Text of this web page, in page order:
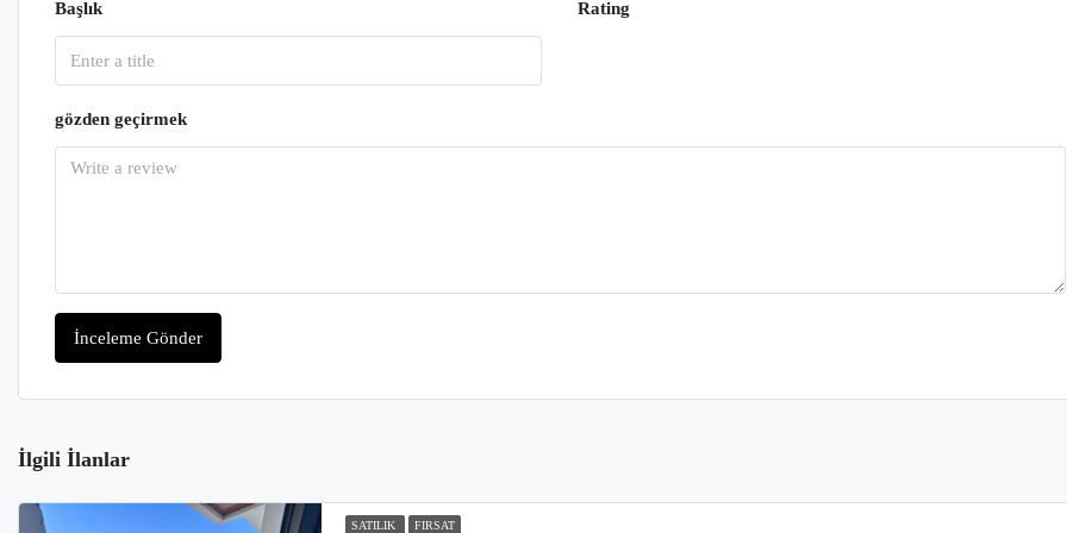
Başlık Rating
gözden geçirmek
İnceleme Gönder
İlgili İlanlar
SATILIK FIRSAT